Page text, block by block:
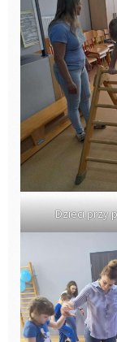
Dzieci przy